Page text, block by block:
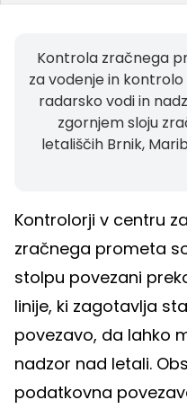
Kontrola zračnega
za vodenje in
radarsko vodi in
zgornjem sloju
letališčih Brnik,
Kontrolorji v centru
zračnega prometa
stolpu povezani
linije, ki zagotavlja
povezavo, da lahko
nadzor nad letali.
podatkovna